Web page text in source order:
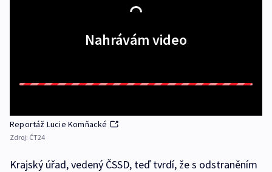
Nahrávám video
Reportáž Lucie Komňacké
Zdroj: ČT24
Krajský úřad, vedený ČSSD, teď tvrdí, že s odstraněním